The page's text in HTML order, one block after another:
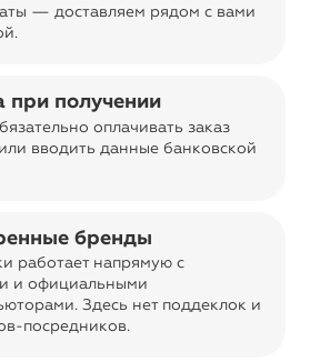
— доставляем рядом с вами
при получении
оплачивать заказ
вводить данные банковской
бренды
работает напрямую с
и официальными
Здесь нет поддеклок и
посредников.
со
«Отметить»,